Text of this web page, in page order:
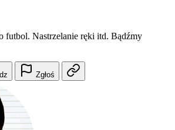
futbol. Nastrzelanie ręki itd. Bądźmy
Zgłoś